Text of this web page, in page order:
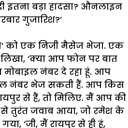
इतना बड़ा हादसा? औनलाइन
गुजारिश?’
’ को एक निजी मैसेज भेजा. एक
लिखा, ‘क्या आप फोन पर बात
मोबाइल नंबर दे रहा हूं. आप
नंबर भेज सकती हैं. आप किस
से हैं, तो मिलिए. मैं आप की
से तुरंत जवाब आया, जो रमेश के
गया, ‘जी, मैं रायपुर से ही हूं,